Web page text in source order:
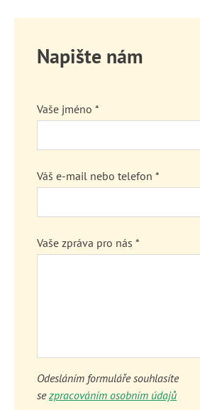
Napište nám
Vaše jméno *
Váš e-mail nebo telefon *
Vaše zpráva pro nás *
Odesláním formuláře souhlasíte
sezpracováním osobním údajů